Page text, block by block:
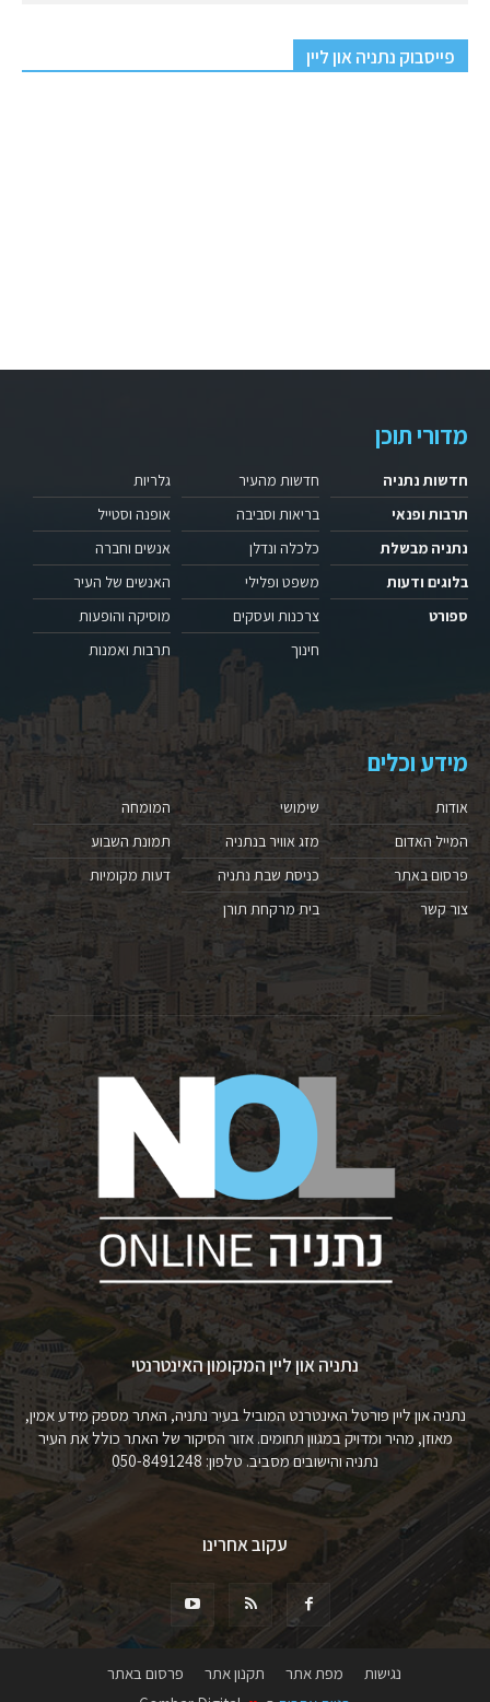
פייסבוק נתניה און ליין
מדורי תוכן
חדשות נתניה
תרבות ופנאי
נתניה מבשלת
בלוגים ודעות
ספורט
חדשות מהעיר
בריאות וסביבה
כלכלה ונדלן
משפט ופלילי
צרכנות ועסקים
חינוך
גלריות
אופנה וסטייל
אנשים וחברה
האנשים של העיר
מוסיקה והופעות
תרבות ואמנות
מידע וכלים
אודות
המייל האדום
פרסום באתר
צור קשר
שימושי
מזג אוויר בנתניה
כניסת שבת נתניה
בית מרקחת תורן
המומחה
תמונת השבוע
דעות מקומיות
נתניה און ליין המקומון האינטרנטי
נתניה און ליין פורטל האינטרנט המוביל בעיר נתניה, האתר מספק מידע אמין,
מאוזן, מהיר ומדויק במגוון תחומים. אזור הסיקור של האתר כולל את העיר
נתניה והישובים מסביב. טלפון: 050-8491248
עקוב אחרינו
נגישות מפת אתר תקנון אתר
פרסום באתר